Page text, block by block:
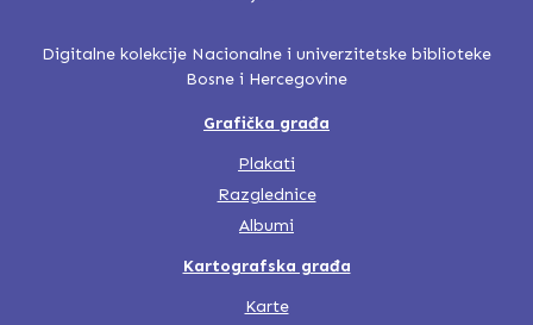
Digitalne kolekcije Nacionalne i univerzitetske biblioteke
Bosne i Hercegovine
Grafička građa
Plakati
Razglednice
Albumi
Kartografska građa
Karte